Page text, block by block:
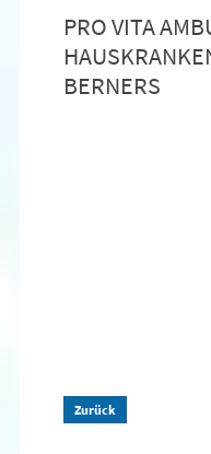
PRO VITA
BERNERS
Zurück